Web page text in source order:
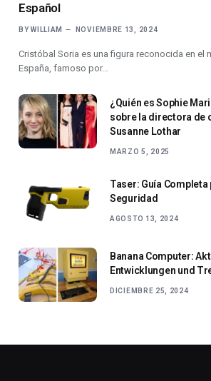
Español
BY WILLIAM NOVIEMBRE 13, 2024
Cristóbal Soria es una figura reconocida en el
España, famoso por…
¿Quién es Sophie
sobre la directora de
Susanne Lothar
MARZO 5, 2025
Taser: Guía Completa
Seguridad
AGOSTO 13, 2024
Banana Computer:
Entwicklungen und
DICIEMBRE 25, 2024